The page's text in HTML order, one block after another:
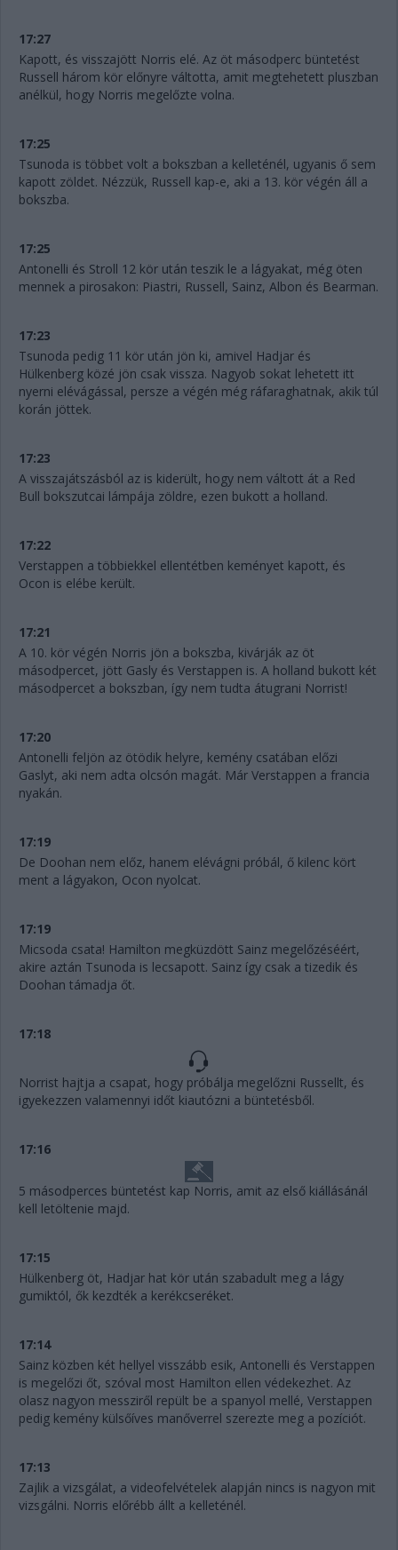
17:27
Kapott, és visszajött Norris elé. Az öt másodperc büntetést
Russell három kör előnyre váltotta, amit megtehetett pluszban
anélkül, hogy Norris megelőzte volna.
17:25
Tsunoda is többet volt a bokszban a kelleténél, ugyanis ő sem
kapott zöldet. Nézzük, Russell kap-e, aki a 13. kör végén áll a
bokszba.
17:25
Antonelli és Stroll 12 kör után teszik le a lágyakat, még öten
mennek a pirosakon: Piastri, Russell, Sainz, Albon és Bearman.
17:23
Tsunoda pedig 11 kör után jön ki, amivel Hadjar és
Hülkenberg közé jön csak vissza. Nagyob sokat lehetett itt
nyerni elévágással, persze a végén még ráfaraghatnak, akik túl
korán jöttek.
17:23
A visszajátszásból az is kiderült, hogy nem váltott át a Red
Bull bokszutcai lámpája zöldre, ezen bukott a holland.
17:22
Verstappen a többiekkel ellentétben keményet kapott, és
Ocon is elébe került.
17:21
A 10. kör végén Norris jön a bokszba, kivárják az öt
másodpercet, jött Gasly és Verstappen is. A holland bukott két
másodpercet a bokszban, így nem tudta átugrani Norrist!
17:20
Antonelli feljön az ötödik helyre, kemény csatában előzi
Gaslyt, aki nem adta olcsón magát. Már Verstappen a francia
nyakán.
17:19
De Doohan nem előz, hanem elévágni próbál, ő kilenc kört
ment a lágyakon, Ocon nyolcat.
17:19
Micsoda csata! Hamilton megküzdött Sainz megelőzéséért,
akire aztán Tsunoda is lecsapott. Sainz így csak a tizedik és
Doohan támadja őt.
17:18
Norrist hajtja a csapat, hogy próbálja megelőzni Russellt, és
igyekezzen valamennyi időt kiautózni a büntetésből.
17:16
5 másodperces büntetést kap Norris, amit az első kiállásánál
kell letöltenie majd.
17:15
Hülkenberg öt, Hadjar hat kör után szabadult meg a lágy
gumiktól, ők kezdték a kerékcseréket.
17:14
Sainz közben két hellyel visszább esik, Antonelli és Verstappen
is megelőzi őt, szóval most Hamilton ellen védekezhet. Az
olasz nagyon messziről repült be a spanyol mellé, Verstappen
pedig kemény külsőíves manőverrel szerezte meg a pozíciót.
17:13
Zajlik a vizsgálat, a videofelvételek alapján nincs is nagyon mit
vizsgálni. Norris előrébb állt a kelleténél.